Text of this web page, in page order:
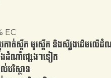
EC
កាត់ស្លឹក មូរស្លឹក និងស៊ីរូងដើមលើដំណ
ងដំណាំផ្សេងៗទៀត
រិស្ថាន